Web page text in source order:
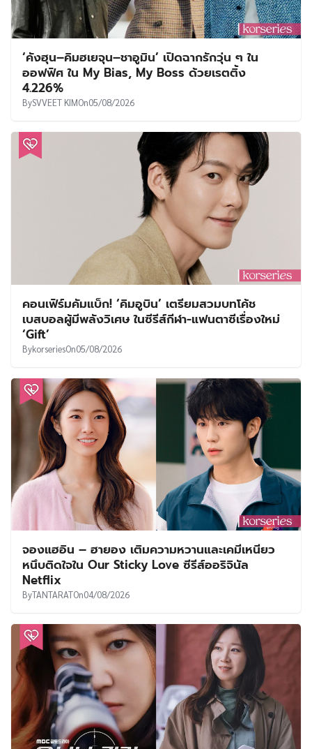
‘คังฮุน–คิมฮเยจุน–ชาอูมิน’ เปิดฉากรักวุ่น ๆ ใน
ออฟฟิศ ใน My Bias, My Boss ด้วยเรตติ้ง
4.226%
BySVVEET KIMOn05/08/2026
คอนเฟิร์มคัมแบ็ก! ‘คิมอูบิน’ เตรียมสวมบทโค้ช
เบสบอลผู้มีพลังวิเศษ ในซีรีส์กีฬา-แฟนตาซีเรื่องใหม่
‘Gift’
BykorseriesOn05/08/2026
จองแฮอิน – ฮายอง เติมความหวานและเคมีเหนียว
หนึบติดใจใน Our Sticky Love ซีรีส์ออริจินัล
Netflix
ByTANTARATOn04/08/2026